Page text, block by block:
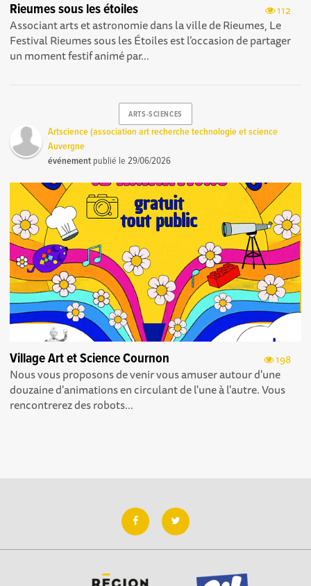
112
Rieumes sous les étoiles
Associant arts et astronomie dans la ville de Rieumes, Le
Festival Rieumes sous les Étoiles est l’occasion de partager
un moment festif animé par...
ARTS-SCIENCES
Artscience (association art recherche technologie et science
Auvergne
événement publié le29/06/2026
198
Village Art et Science Cournon
Nous vous proposons de venir vous amuser autour d'une
douzaine d'animations en circulant de l'une à l'autre. Vous
rencontrerez des robots...